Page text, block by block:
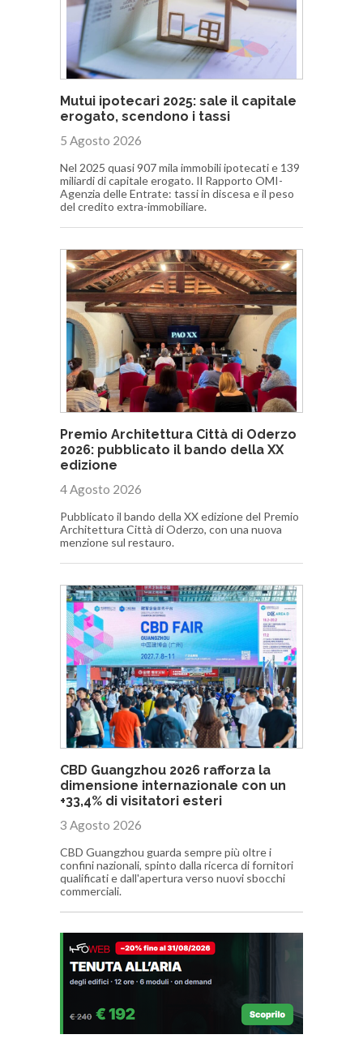
Mutui ipotecari 2025: sale il capitale
erogato, scendono i tassi
5 Agosto 2026
Nel 2025 quasi 907 mila immobili ipotecati e 139
miliardi di capitale erogato. Il Rapporto OMI-
Agenzia delle Entrate: tassi in discesa e il peso
del credito extra-immobiliare.
Premio Architettura Città di Oderzo
2026: pubblicato il bando della XX
edizione
4 Agosto 2026
Pubblicato il bando della XX edizione del Premio
Architettura Città di Oderzo, con una nuova
menzione sul restauro.
CBD Guangzhou 2026 rafforza la
dimensione internazionale con un
+33,4% di visitatori esteri
3 Agosto 2026
CBD Guangzhou guarda sempre più oltre i
confini nazionali, spinto dalla ricerca di fornitori
qualificati e dall'apertura verso nuovi sbocchi
commerciali.